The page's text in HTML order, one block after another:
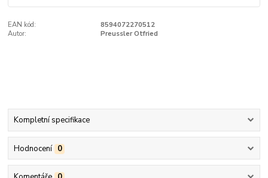
EAN kód:
8594072270512
Autor:
Preussler Otfried
Kompletní specifikace
Hodnocení 0